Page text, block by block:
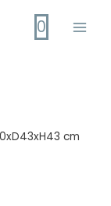
0
cm